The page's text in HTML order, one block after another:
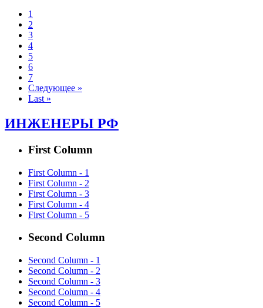
1
2
3
4
5
6
7
Следующее »
Last »
ИНЖЕНЕРЫ РФ
First Column
First Column - 1
First Column - 2
First Column - 3
First Column - 4
First Column - 5
Second Column
Second Column - 1
Second Column - 2
Second Column - 3
Second Column - 4
Second Column - 5